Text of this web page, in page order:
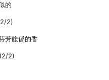
的
2)
芳馥郁的香
2)